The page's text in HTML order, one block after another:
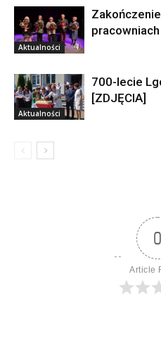
Aktualności
pracowniach
Aktualności
700-lecie
[ZDJĘCIA]
0
Article